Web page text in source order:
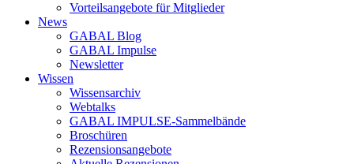
Vorteilsangebote für Mitglieder
News
GABAL Blog
GABAL Impulse
Newsletter
Wissen
Wissensarchiv
Webtalks
GABAL IMPULSE-Sammelbände
Broschüren
Rezensionsangebote